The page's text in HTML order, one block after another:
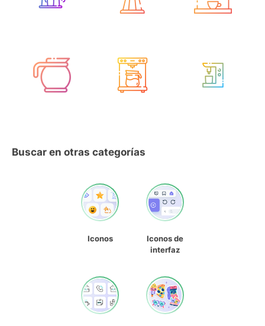
Buscar en otras categorías
Iconos
Iconos de
interfaz